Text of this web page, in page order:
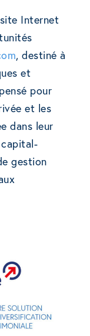
Internet
, destiné à
et
pour
et les
dans leur
gestion